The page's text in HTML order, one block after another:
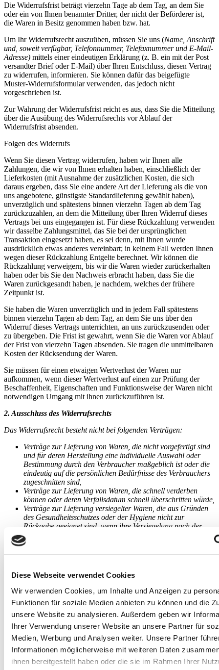
Diese Webseite verwendet Cookies
Wir verwenden Cookies, um Inhalte und Anzeigen zu
Funktionen für soziale Medien anbieten zu können und die
unsere Website zu analysieren. Außerdem geben wir
Ihrer Verwendung unserer Website an unsere Partner für
Medien, Werbung und Analysen weiter. Unsere Partner
Informationen möglicherweise mit weiteren Daten
ihnen bereitgestellt haben oder die sie im Rahmen Ihrer
Die Widerrufsfrist beträgt vierzehn Tage ab dem Tag, an dem Sie
oder ein von Ihnen benannter Dritter, der nicht der Beförderer ist,
die Waren in Besitz genommen haben bzw. hat.
Um Ihr Widerrufsrecht auszuüben, müssen Sie uns (Name, Anschrift
und, soweit verfügbar, Telefonnummer, Telefaxnummer und E-Mail-
Adresse) mittels einer eindeutigen Erklärung (z. B. ein mit der Post
versandter Brief oder E-Mail) über Ihren Entschluss, diesen Vertrag
zu widerrufen, informieren. Sie können dafür das beigefügte
Muster-Widerrufsformular verwenden, das jedoch nicht
vorgeschrieben ist.
Zur Wahrung der Widerrufsfrist reicht es aus, dass Sie die Mitteilung
über die Ausübung des Widerrufsrechts vor Ablauf der
Widerrufsfrist absenden.
Folgen des Widerrufs
Wenn Sie diesen Vertrag widerrufen, haben wir Ihnen alle
Zahlungen, die wir von Ihnen erhalten haben, einschließlich der
Lieferkosten (mit Ausnahme der zusätzlichen Kosten, die sich
daraus ergeben, dass Sie eine andere Art der Lieferung als die von
uns angebotene, günstigste Standardlieferung gewählt haben),
unverzüglich und spätestens binnen vierzehn Tagen ab dem Tag
zurückzuzahlen, an dem die Mitteilung über Ihren Widerruf dieses
Vertrags bei uns eingegangen ist. Für diese Rückzahlung verwenden
wir dasselbe Zahlungsmittel, das Sie bei der ursprünglichen
Transaktion eingesetzt haben, es sei denn, mit Ihnen wurde
ausdrücklich etwas anderes vereinbart; in keinem Fall werden Ihnen
wegen dieser Rückzahlung Entgelte berechnet. Wir können die
Rückzahlung verweigern, bis wir die Waren wieder zurückerhalten
haben oder bis Sie den Nachweis erbracht haben, dass Sie die
Waren zurückgesandt haben, je nachdem, welches der frühere
Zeitpunkt ist.
Sie haben die Waren unverzüglich und in jedem Fall spätestens
binnen vierzehn Tagen ab dem Tag, an dem Sie uns über den
Widerruf dieses Vertrags unterrichten, an uns zurückzusenden oder
zu übergeben. Die Frist ist gewahrt, wenn Sie die Waren vor Ablauf
der Frist von vierzehn Tagen absenden. Sie tragen die unmittelbaren
Kosten der Rücksendung der Waren.
Sie müssen für einen etwaigen Wertverlust der Waren nur
aufkommen, wenn dieser Wertverlust auf einen zur Prüfung der
Beschaffenheit, Eigenschaften und Funktionsweise der Waren nicht
notwendigen Umgang mit ihnen zurückzuführen ist.
2. Ausschluss des Widerrufsrechts
Das Widerrufsrecht besteht nicht bei folgenden Verträgen:
Verträge zur Lieferung von Waren, die nicht vorgefertigt sind
und für deren Herstellung eine individuelle Auswahl oder
Bestimmung durch den Verbraucher maßgeblich ist oder die
eindeutig auf die persönlichen Bedürfnisse des Verbrauchers
zugeschnitten sind,
Verträge zur Lieferung von Waren, die schnell verderben
können oder deren Verfallsdatum schnell überschritten würde,
Verträge zur Lieferung versiegelter Waren, die aus Gründen
des Gesundheitsschutzes oder der Hygiene nicht zur
Rückgabe geeignet sind, wenn ihre Versiegelung nach der
Lieferung entfernt wurde,
Verträge zur Lieferung von Waren, wenn diese nach der
Lieferung auf Grund ihrer Beschaffenheit untrennbar mit
Computersoftware in einer versiegelten Packung, wenn die
Versiegelung nach der Lieferung entfernt wurde,
Verträge zur Lieferung von Zeitungen, Zeitschriften oder
Illustrierten mit Ausnahme von Abonnement-Verträgen,
Verträge zur Erbringung von Dienstleistungen in den
Bereichen Beherbergung zu anderen Zwecken als zu
Wohnzwecken, Beförderung von Waren,
Kraftfahrzeugvermietung, Lieferung von Speisen und
Getränken sowie zur Erbringung weiterer Dienstleistungen
im Zusammenhang mit Freizeitbetätigungen, wenn der
Vertrag für die Erbringung einen spezifischen Termin oder